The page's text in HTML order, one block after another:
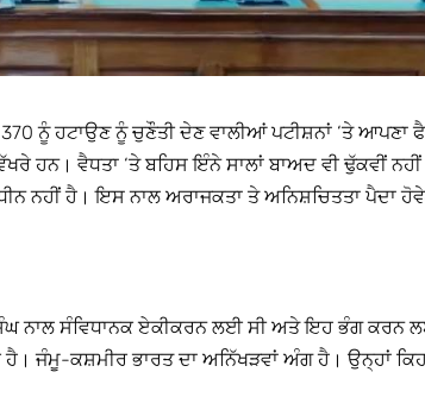
ਨੂੰ ਹਟਾਉਣ ਨੂੰ ਚੁਣੌਤੀ ਦੇਣ ਵਾਲੀਆਂ ਪਟੀਸ਼ਨਾਂ ‘ਤੇ ਆਪਣਾ
ਹਨ। ਵੈਧਤਾ ‘ਤੇ ਬਹਿਸ ਇੰਨੇ ਸਾਲਾਂ ਬਾਅਦ ਵੀ ਢੁੱਕਵੀਂ ਨਹੀਂ
ਨਹੀਂ ਹੈ। ਇਸ ਨਾਲ ਅਰਾਜਕਤਾ ਤੇ ਅਨਿਸ਼ਚਿਤਤਾ ਪੈਦਾ
ਨਾਲ ਸੰਵਿਧਾਨਕ ਏਕੀਕਰਨ ਲਈ ਸੀ ਅਤੇ ਇਹ ਭੰਗ ਕਰਨ
ਜੰਮੂ-ਕਸ਼ਮੀਰ ਭਾਰਤ ਦਾ ਅਨਿੱਖੜਵਾਂ ਅੰਗ ਹੈ। ਉਨ੍ਹਾਂ